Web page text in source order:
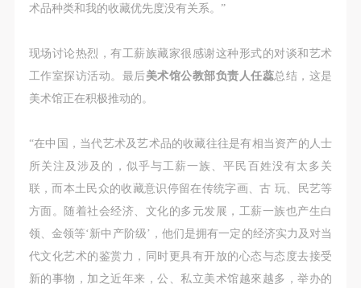
术品种类和我的收藏优先度没有关系。”
现场讨论热烈，有工薪族藏家很感谢这种形式的对谈和艺术
工作室探访活动。最后美术馆公教部负责人任蕊总结，这是
美术馆正在积极推动的。
“在中国，当代艺术及艺术品的收藏往往是有相当资产的人士
所关注及涉及的，似乎与工薪一族、平民百姓没有太多关
联，而本土民众的收藏意识停留在传统字画、古 玩、民艺等
方面。随着社会经济、文化的多元发展，工薪一族也产生白
领、金领等‘新中产阶级’，他们是拥有一定的经济实力及对当
代文化艺术的鉴赏力，同时更具有开放的心态与态度去接受
新的事物，加之近年来，公、私立美术馆越來越多，举办的